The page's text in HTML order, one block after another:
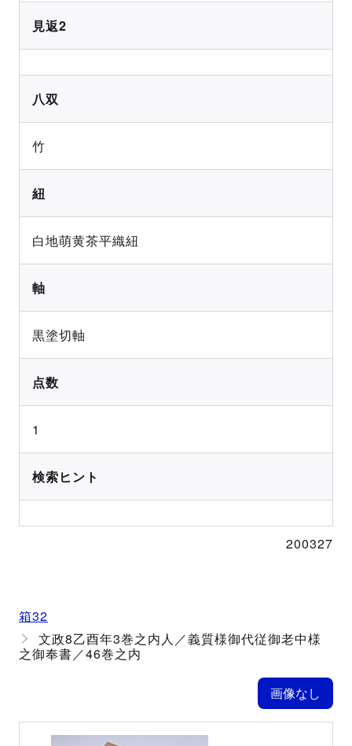
見返2
八双
竹
紐
白地萌黄茶平織紐
軸
黒塗切軸
点数
1
検索ヒント
200327
箱32
文政8乙酉年3巻之内人／義質様御代従御老中様
之御奉書／46巻之内